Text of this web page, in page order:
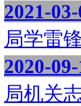
2021-
局学雷
2020-
局机关